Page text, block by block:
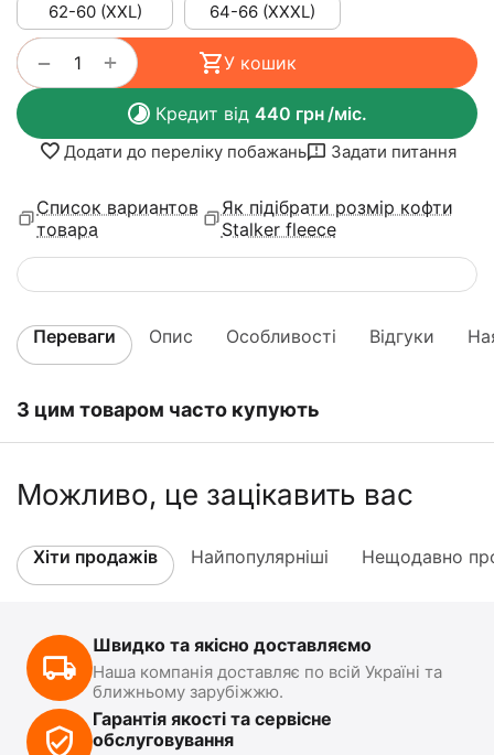
62-60 (XXL) 64-66 (XXXL)
+
− У кошик
Кредит від 440 грн/міс.
Додати до переліку побажань Задати питання
Список вариантов
товара
Як підібрати розмір кофти
Stalker fleece
Переваги Опис Особливості Відгуки
З цим товаром часто купують
Можливо, це зацікавить вас
Хіти продажів Найпопулярніші Нещодавно
Швидко та якісно доставляємо
Наша компанія доставляє по всій Україні та
ближньому зарубіжжю.
Гарантія якості та сервісне
обслуговування